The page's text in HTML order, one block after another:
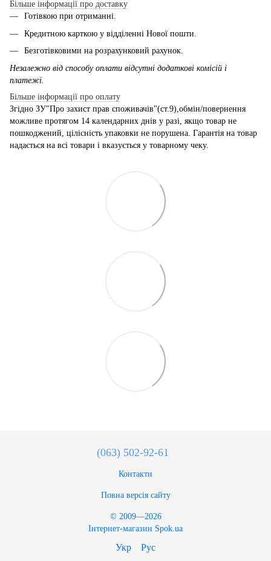
Більше інформації про доставку
Готівкою при отриманні.
Кредитною карткою у відділенні Нової пошти.
Безготівковими на розрахунковий рахунок.
Незалежно від способу оплати відсутні додаткові комісій і
платежі.
Більше інформації про оплату
Згідно ЗУ"Про захист прав споживачів"(ст.9),обмін/повернення
можливе протягом 14 календарних днів у разі, якщо товар не
пошкоджений, цілісність упаковки не порушена. Гарантія на товар
надається на всі товари і вказується у товарному чеку.
(063) 502-92-61
Контакти
Повна версія сайту
© 2009—2026
Інтернет-магазин Spok.ua
Укр Рус